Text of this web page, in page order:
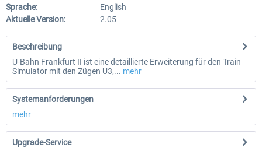
Sprache:
English
Aktuelle Version:
2.05
Beschreibung
U-Bahn Frankfurt II ist eine detaillierte Erweiterung für den Train
Simulator mit den Zügen U3,... mehr
Systemanforderungen
mehr
Upgrade-Service